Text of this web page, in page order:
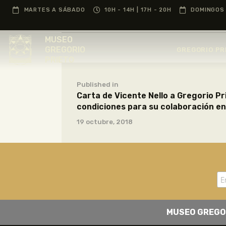
MARTES A SÁBADO 10H - 14H | 17H - 20H
MUSEO
Published in
Carta de Vicente Nello a Gregorio
condiciones para su colaboración
19 octubre, 2018
MUSEO